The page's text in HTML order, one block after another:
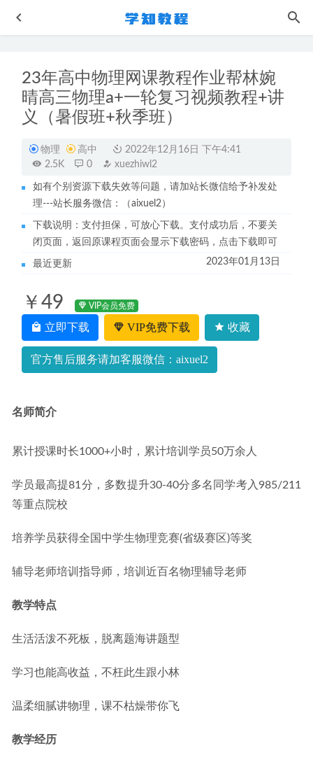
23年高中物理网课教程作业帮林婉
晴高三物理a+一轮复习视频教程+讲
义（暑假班+秋季班）
物理 高中
2022年12月16日 下午4:41
2.5K
0 xuezhiwl2
如有个别资源下载失效等问题，请加站长微信给予补发处
理---站长服务微信：（aixuel2）
下载说明：支付担保，可放心下载。支付成功后，不要关
闭页面，返回原课程页面会显示下载密码，点击下载即可
最近更新 2023年01月13日
￥49 VIP会员免费
立即下载 VIP免费下载 收藏
官方售后服务请加客服微信：aixuel2
名师简介
累计授课时长1000+小时，累计培训学员50万余人
学员最高提81分，多数提升30-40分多名同学考入985/211
等重点院校
培养学员获得全国中学生物理竞赛(省级赛区)等奖
辅导老师培训指导师，培训近百名物理辅导老师
教学特点
生活活泼不死板，脱离题海讲题型
学习也能高收益，不枉此生跟小林
温柔细腻讲物理，课不枯燥带你飞
教学经历
作业帮2022周峤矞高三政治复习视频教程+讲义（暑假班+秋
季班） 2023-04-13
2023作业帮祖少磊高一数学a春季班
作业帮高中语文网课教程22年刘聪尖端高考语文复习视频教
程+讲义学习资料 2022-08-29
2022夏梦迪高三物理视频教程+讲义全年班（春季+暑假+秋
23年作业帮邵娜2023高二语文网课教程+讲义秋季班
03-27